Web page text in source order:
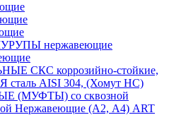
нержавеющие
СКС коррозийно-стойкие,
AISI 304, (Хомут НС)
(МУФТЫ) со сквозной
Нержавеющие (А2, А4) ART